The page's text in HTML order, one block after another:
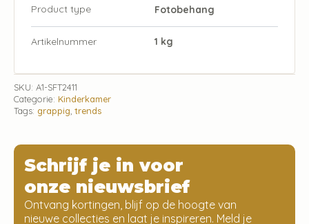
Product type Fotobehang
Artikelnummer 1 kg
SKU: A1-SFT2411
Categorie: Kinderkamer
Tags: grappig trends
Schrijf je in voor
onze nieuwsbrief
Ontvang kortingen, blijf op de hoogte van
nieuwe collecties en laat je inspireren. Meld je